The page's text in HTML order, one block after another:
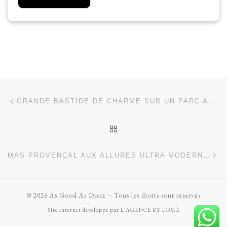
p
i
Parcourir les articles
© 2026 As Good As Done – Tous les droits sont réservés
Site Internet développé par L'AGENCE BY LOMÉ